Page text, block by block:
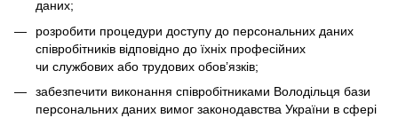
даних;
розробити процедури доступу до персональних даних
співробітників відповідно до їхніх професійних
чи службових або трудових обов’язків;
забезпечити виконання співробітниками Володільця бази
персональних даних вимог законодавства України в сфері